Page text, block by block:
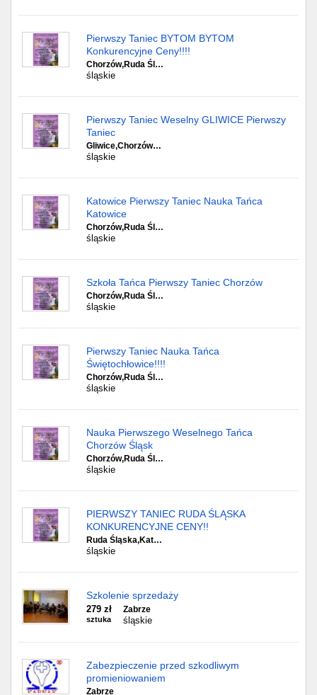
Pierwszy Taniec BYTOM BYTOM
Konkurencyjne Ceny!!!!
Chorzów,Ruda Śl…
śląskie
Pierwszy Taniec Weselny GLIWICE Pierwszy
Taniec
Gliwice,Chorzów…
śląskie
Katowice Pierwszy Taniec Nauka Tańca
Katowice
Chorzów,Ruda Śl…
śląskie
Szkoła Tańca Pierwszy Taniec Chorzów
Chorzów,Ruda Śl…
śląskie
Pierwszy Taniec Nauka Tańca
Świętochłowice!!!!
Chorzów,Ruda Śl…
śląskie
Nauka Pierwszego Weselnego Tańca
Chorzów Śląsk
Chorzów,Ruda Śl…
śląskie
PIERWSZY TANIEC RUDA ŚLĄSKA
KONKURENCYJNE CENY!!
Ruda Śląska,Kat…
śląskie
Szkolenie sprzedaży
279 zł
sztuka
Zabrze
śląskie
Zabezpieczenie przed szkodliwym
promieniowaniem
Zabrze